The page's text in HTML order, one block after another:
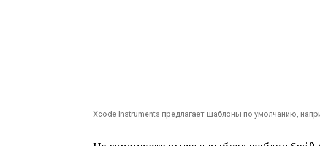
Xcode Instruments предлагает шаблоны по умолчанию,